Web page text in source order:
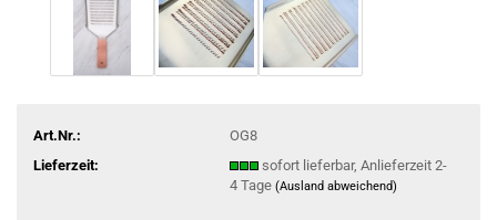
Art.Nr.:
OG8
Lieferzeit:
sofort lieferbar, Anlieferzeit 2-
4 Tage (Ausland abweichend)